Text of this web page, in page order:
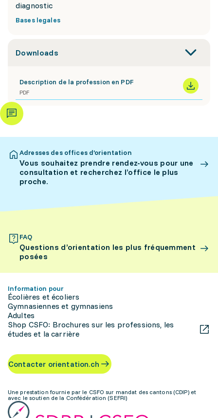
diagnostic
Bases legales
Downloads
Description de la profession en PDF
PDF
Adresses des offices d’orientation
Vous souhaitez prendre rendez-vous pour une
consultation et recherchez l’office le plus
proche.
FAQ
Questions d’orientation les plus fréquemment
posées
Information pour
Écolières et écoliers
Gymnasiennes et gymnasiens
Adultes
Shop CSFO: Brochures sur les professions, les
études et la carrière
Contacter orientation.ch
Une prestation fournie par le CSFO sur mandat des cantons (CDIP) et
avec le soutien de la Confédération (SEFRI)